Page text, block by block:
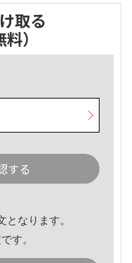
取る
）
する
なります。
す。